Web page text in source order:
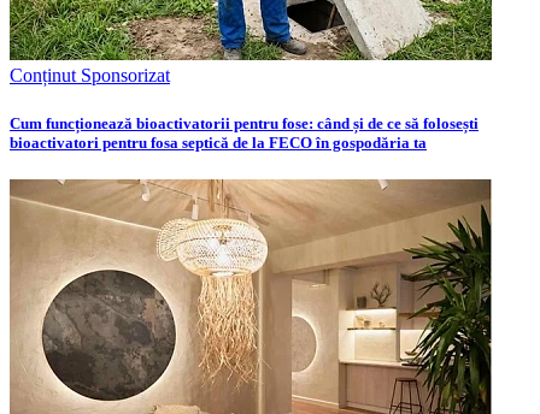
Conținut Sponsorizat
Cum funcționează bioactivatorii pentru fose: când și de ce să folosești
bioactivatori pentru fosa septică de la FECO în gospodăria ta